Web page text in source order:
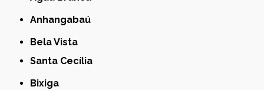
Anhangabaú
Bela Vista
Santa Cecília
Bixiga